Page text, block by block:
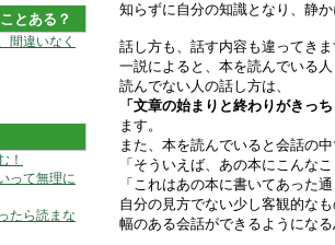
とある？
間違いなく
！
って無理に
たら読まな
知らずに自分の知識となり、静
話し方も、話す内容も違ってき
一説によると、本を読んでいる
読んでない人の話し方は、
「文章の始まりと終わりがきっ
ます。
また、本を読んでいると会話の
「そういえば、あの本にこんな
「これはあの本に書いてあった
自分の見方でない少し客観的な
幅のある会話ができるようにな